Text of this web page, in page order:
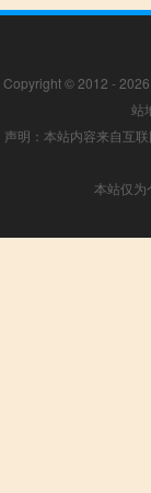
Copyright © 2012 - 2026
站
声明：本站内容来自互
本站仅为